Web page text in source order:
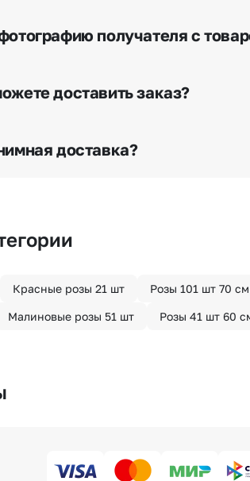
получателя с
после чего высылается
доставить заказ?
заказа.
доставка?
Красные розы 21 шт Розы 101 шт 70 см
Малиновые розы 51 шт Розы 41 шт 60